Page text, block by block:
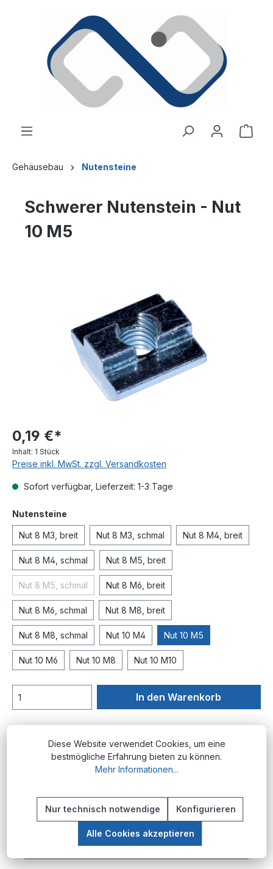
Gehäusebau Nutensteine
Schwerer Nutenstein - Nut
10 M5
0,19 €*
Inhalt: 1 Stück
Preise inkl. MwSt. zzgl. Versandkosten
Sofort verfügbar, Lieferzeit: 1-3 Tage
Nutensteine
Nut 8 M3, breit Nut 8 M3, schmal Nut 8 M4, breit
Nut 8 M4, schmal Nut 8 M5, breit
Nut 8 M5, schmal(Diese Option ist zurzeit nicht verfügbar.)
Nut 8 M6, breit
Nut 8 M6, schmal Nut 8 M8, breit
Nut 8 M8, schmal Nut 10 M4 Nut 10 M5
Nut 10 M6 Nut 10 M8 Nut 10 M10
In den Warenkorb
Produktübersicht Die schweren Nutensteine
sind Verbindungselemente aus verzinktem
Stahl für den Aufbau von Konstruktionen mi…
Diese Website verwendet Cookies, um eine
bestmögliche Erfahrung bieten zu können.
Mehr Informationen...
Nur technisch notwendige Konfigurieren
Alle Cookies akzeptieren